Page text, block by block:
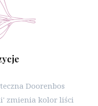
Doorenbos
zmienia kolor liści